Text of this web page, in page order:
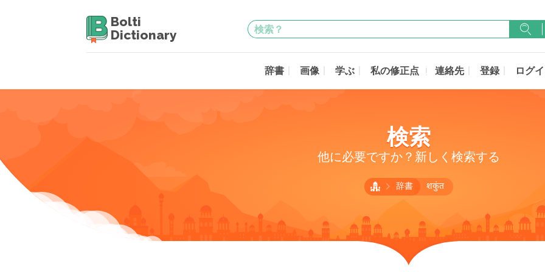
Bolti
Dictionary
辞書 画像 学ぶ 私の修正点 連絡先 登録 ログ
検索
他に必要ですか？新しく検索する
辞書 शकुंत